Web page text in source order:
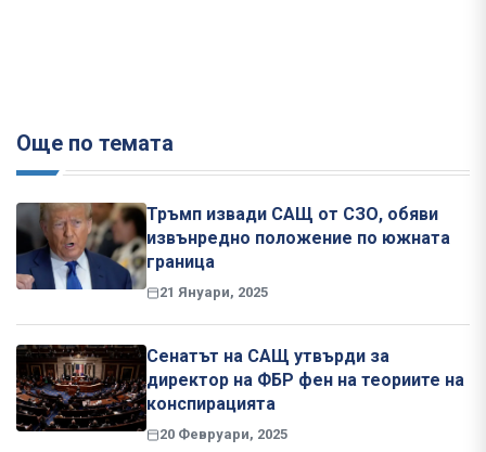
Още по темата
Тръмп извади САЩ от СЗО, обяви
извънредно положение по южната
граница
21 Януари, 2025
Сенатът на САЩ утвърди за
директор на ФБР фен на теориите на
конспирацията
20 Февруари, 2025